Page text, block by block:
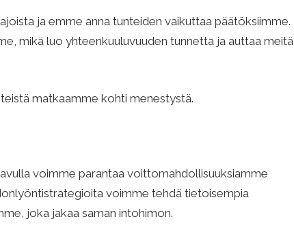
ja emme anna tunteiden vaikuttaa päätöksiimme.
mikä luo yhteenkuuluvuuden tunnetta ja auttaa meitä
matkaamme kohti menestystä.
voimme parantaa voittomahdollisuuksiamme
voimme tehdä tietoisempia
joka jakaa saman intohimon.